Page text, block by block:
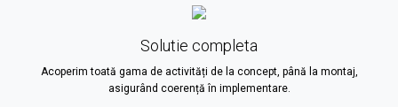
Solutie completa
Acoperim toată gama de activități de la concept, până la montaj,
asigurând coerență în implementare.